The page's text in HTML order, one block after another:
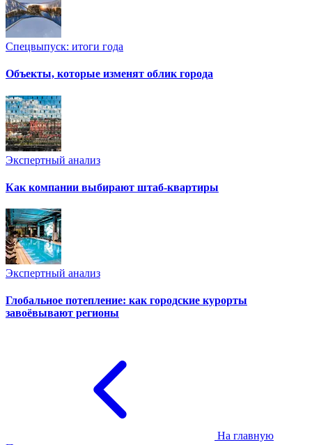
Спецвыпуск: итоги года
Объекты, которые изменят облик города
Экспертный анализ
Как компании выбирают штаб-квартиры
Экспертный анализ
Глобальное потепление: как городские курорты
завоёвывают регионы
На главную